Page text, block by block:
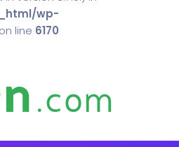
wp-
on line 6170